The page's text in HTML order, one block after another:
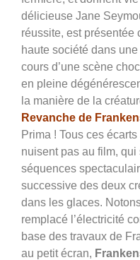
délicieuse Jane
réussite, est présentée
haute société dans
cours d’une scène
en pleine
la manière de la
Revanche de
Prima ! Tous ces
nuisent pas au film,
séquences
successive des deux
dans les glaces.
remplacé l’électricité
base des travaux de
au petit écran,